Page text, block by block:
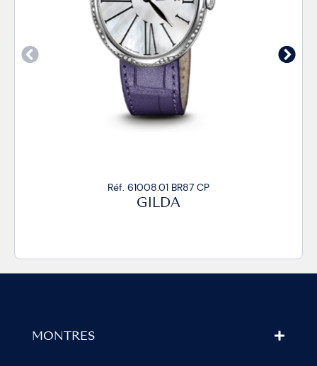
Réf. 61008.01 BR87/R CP
MONTRES